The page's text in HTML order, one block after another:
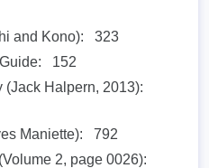
and Kono):
323
152
Halpern, 2013):
Maniette):
792
2, page 0026):